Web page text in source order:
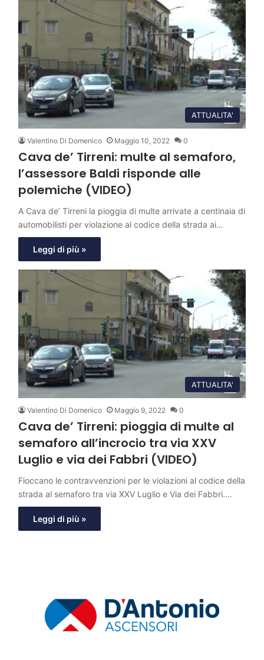
ATTUALITA'
Valentino Di Domenico Maggio 10, 2022 0
Cava de’ Tirreni: multe al semaforo,
l’assessore Baldi risponde alle
polemiche (VIDEO)
A Cava de’ Tirreni la pioggia di multe arrivate a centinaia di
automobilisti per violazione al codice della strada ai…
Leggi di più »
ATTUALITA'
Valentino Di Domenico Maggio 9, 2022 0
Cava de’ Tirreni: pioggia di multe al
semaforo all’incrocio tra via XXV
Luglio e via dei Fabbri (VIDEO)
Fioccano le contravvenzioni per le violazioni al codice della
strada al semaforo tra via XXV Luglio e Via dei Fabbri.…
Leggi di più »